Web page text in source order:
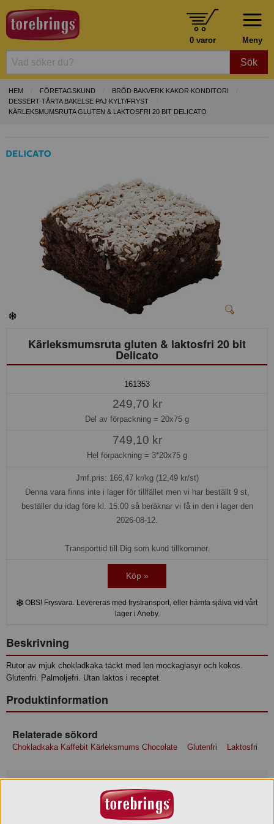
Meny
0 varor
Sök
HEM FÖRETAGSKUND
BRÖD BAKVERK KAKOR KONDITORI
DESSERT TÅRTA BAKELSE PAJ KYLT/FRYST
KÄRLEKSMUMSRUTA GLUTEN & LAKTOSFRI 20 BIT DELICATO
Kärleksmumsruta gluten & laktosfri 20 bit
Delicato
161353
249,70 kr
Del av förpackning = 20x75 g
749,10 kr
Hel förpackning = 3*20x75 g
Jmf.pris: 166,47kr/kg (12,49 kr/st)
Denna vara finns inte i lager för tillfället men vi har beställt 9 st,
beställer du idag före kl. 15:00 så beräknar vi få in den i lager den
2026-08-12.
Transporttid till Dig som kund tillkommer.
Köp »
OBS! Frysvara. Levereras med frystransport, eller hämta själva vid vårt
lager i Aneby.
Beskrivning
Rutor av mjuk chokladkaka täckt med len mockaglasyr och kokos.
Glutenfri. Palmoljefri. Utan laktos i receptet.
Produktinformation
Relaterade sökord
Chokladkaka Kaffebit Kärleksmums Chocolate Glutenfri Laktosfri
Ingredienser
VETESTÄRKELSE, majsstärkelse, glukossirap, kakaopulver,
tapiokastärkelse, REN HAVRE, kokosflingor, vatten, psylliumfiber,